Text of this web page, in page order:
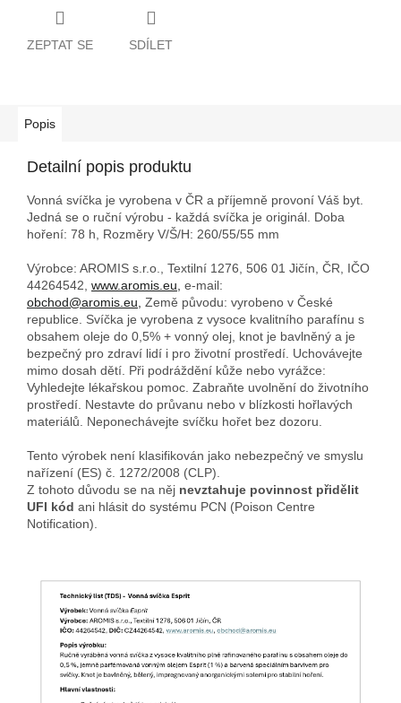
ZEPTAT SE SDÍLET
Popis
Detailní popis produktu
Vonná svíčka je vyrobena v ČR a příjemně provoní Váš byt.
Jedná se o ruční výrobu - každá svíčka je originál. Doba
hoření: 78 h, Rozměry V/Š/H: 260/55/55 mm
Výrobce: AROMIS s.r.o., Textilní 1276, 506 01 Jičín, ČR, IČO
44264542, www.aromis.eu, e-mail:
obchod@aromis.eu, Země původu: vyrobeno v České
republice. Svíčka je vyrobena z vysoce kvalitního parafínu s
obsahem oleje do 0,5% + vonný olej, knot je bavlněný a je
bezpečný pro zdraví lidí i pro životní prostředí. Uchovávejte
mimo dosah dětí. Při podráždění kůže nebo vyrážce:
Vyhledejte lékařskou pomoc. Zabraňte uvolnění do životního
prostředí. Nestavte do průvanu nebo v blízkosti hořlavých
materiálů. Neponechávejte svíčku hořet bez dozoru.
Tento výrobek není klasifikován jako nebezpečný ve smyslu
nařízení (ES) č. 1272/2008 (CLP).
Z tohoto důvodu se na něj nevztahuje povinnost přidělit
UFI kód ani hlásit do systému PCN (Poison Centre
Notification).